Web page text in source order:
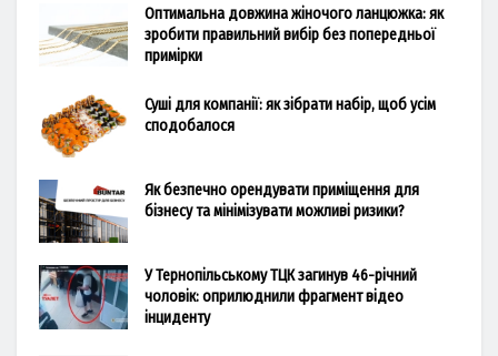
Оптимальна довжина жіночого ланцюжка: як
зробити правильний вибір без попередньої
примірки
Суші для компанії: як зібрати набір, щоб усім
сподобалося
Як безпечно орендувати приміщення для
бізнесу та мінімізувати можливі ризики?
У Тернопільському ТЦК загинув 46-річний
чоловік: оприлюднили фрагмент відео
інциденту